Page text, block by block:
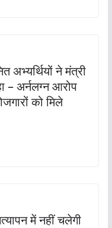
अभ्यर्थियों ने मंत्री
– अर्नलग्न आरोप
को मिले
में नहीं चलेगी